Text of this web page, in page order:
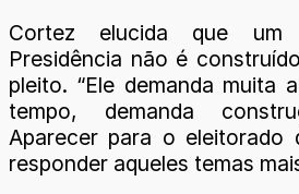
Cortez elucida que
Presidência não é
pleito. “Ele demanda muita
tempo, demanda
Aparecer para o eleitorado
responder aqueles temas